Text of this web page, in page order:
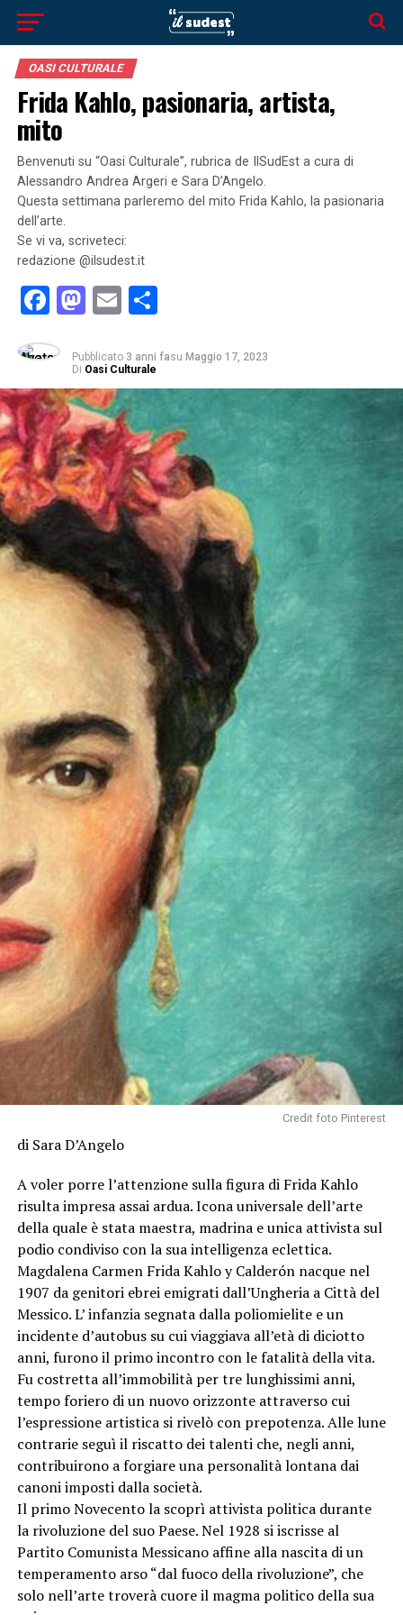
OASI CULTURALE
Frida Kahlo, pasionaria, artista,
mito
Benvenuti su “Oasi Culturale”, rubrica de IlSudEst a cura di
Alessandro Andrea Argeri e Sara D’Angelo.
Questa settimana parleremo del mito Frida Kahlo, la pasionaria
dell’arte.
Se vi va, scriveteci:
redazione @ilsudest.it
Facebook
Mastodon
EmailCondividi
Pubblicato 3 anni fasu Maggio 17, 2023
Di Oasi Culturale
Credit foto Pinterest
di Sara D’Angelo
A voler porre l’attenzione sulla figura di Frida Kahlo
risulta impresa assai ardua. Icona universale dell’arte
della quale è stata maestra, madrina e unica attivista sul
podio condiviso con la sua intelligenza eclettica.
Magdalena Carmen Frida Kahlo y Calderón nacque nel
1907 da genitori ebrei emigrati dall’Ungheria a Città del
Messico. L’ infanzia segnata dalla poliomielite e un
incidente d’autobus su cui viaggiava all’età di diciotto
anni, furono il primo incontro con le fatalità della vita.
Fu costretta all’immobilità per tre lunghissimi anni,
tempo foriero di un nuovo orizzonte attraverso cui
l’espressione artistica si rivelò con prepotenza. Alle lune
contrarie seguì il riscatto dei talenti che, negli anni,
contribuirono a forgiare una personalità lontana dai
canoni imposti dalla società.
Il primo Novecento la scoprì attivista politica durante
la rivoluzione del suo Paese. Nel 1928 si iscrisse al
Partito Comunista Messicano affine alla nascita di un
temperamento arso “dal fuoco della rivoluzione”, che
solo nell’arte troverà cuore il magma politico della sua